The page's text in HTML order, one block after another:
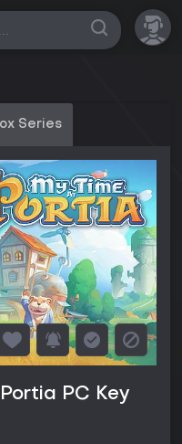
Series
PC Key